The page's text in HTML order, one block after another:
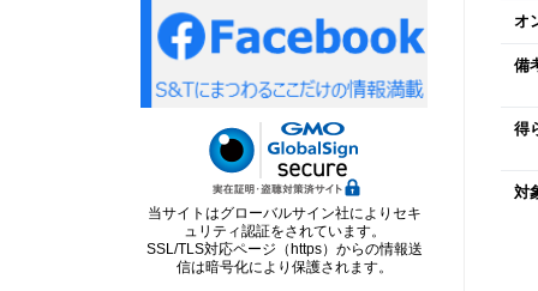
オ
備
得
対
当サイトはグローバルサイン社によりセキ
ュリティ認証をされています。
SSL/TLS対応ページ（https）からの情報送
信は暗号化により保護されます。